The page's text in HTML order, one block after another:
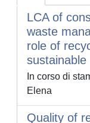
LCA of
waste
role of
In corso di
Elena
Quality of